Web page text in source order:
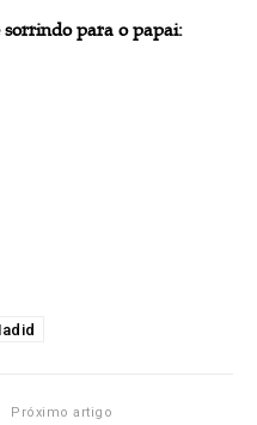
sorrindo para o papai:
Próximo artigo